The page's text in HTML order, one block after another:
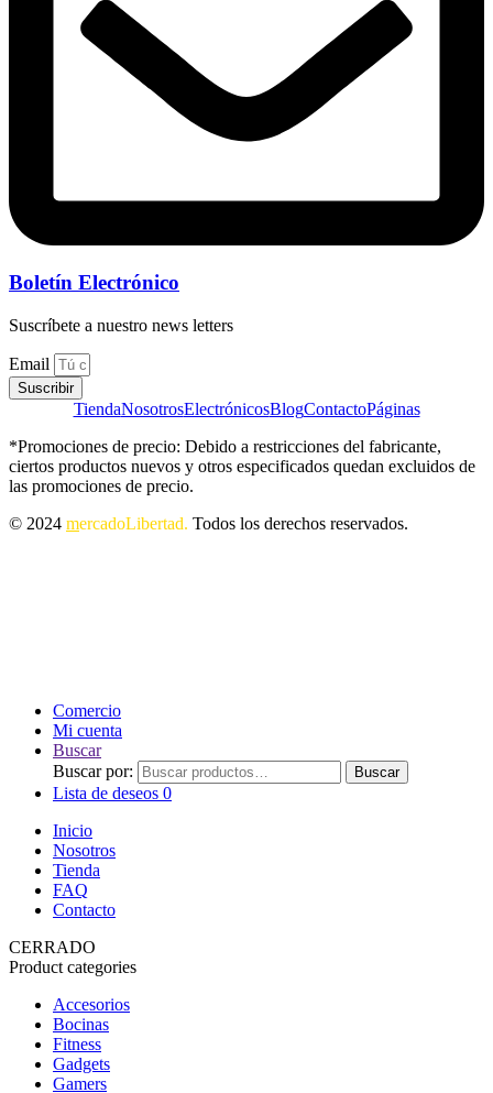
Boletín Electrónico
Suscríbete a nuestro news letters
Email
Suscribir
TiendaNosotrosElectrónicosBlogContactoPáginas
*Promociones de precio: Debido a restricciones del fabricante,
ciertos productos nuevos y otros especificados quedan excluidos de
las promociones de precio.
© 2024 mercadoLibertad. Todos los derechos reservados.
Comercio
Mi cuenta
Buscar
Buscar por:
Buscar
Lista de deseos 0
Inicio
Nosotros
Tienda
FAQ
Contacto
CERRADO
Product categories
Accesorios
Bocinas
Fitness
Gadgets
Gamers